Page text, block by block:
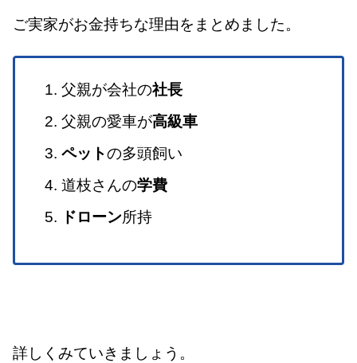
ご実家がお金持ちな理由をまとめました。
父親が会社の社長
父親の愛車が高級車
ペットの多頭飼い
道枝さんの学費
ドローン所持
詳しくみていきましょう。